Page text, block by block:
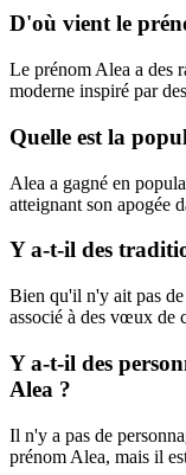
D'où vient le
Le prénom Alea a des
moderne inspiré par
Quelle est la
Alea a gagné en
atteignant son apogée
Y a-t-il des
Bien qu'il n'y ait pas
associé à des vœux de
Y a-t-il des
Alea ?
Il n'y a pas de
prénom Alea, mais il